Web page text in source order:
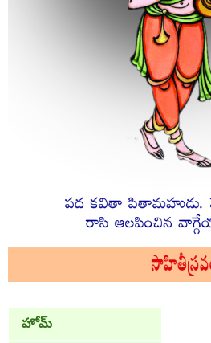
హోమ్